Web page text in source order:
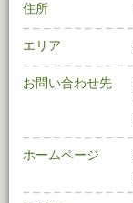
住所
エリア
お問い合わせ先
ホームページ